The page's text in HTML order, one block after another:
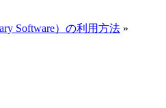
Software）の利用方法 »